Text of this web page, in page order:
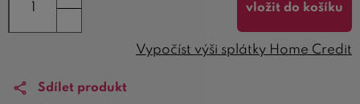
vložit do košíku
Vypočíst výši splátky Home Credit
Sdílet produkt